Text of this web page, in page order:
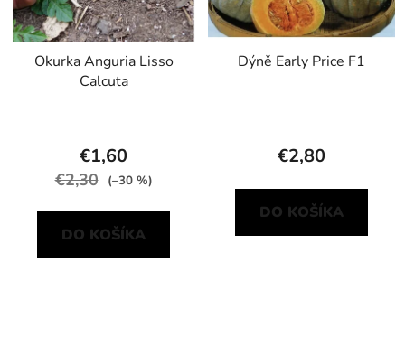
Okurka Anguria Lisso
Calcuta
€1,60
€2,30 (–30 %)
DO KOŠÍKA
Dýně Early Price F1
€2,80
DO KOŠÍKA